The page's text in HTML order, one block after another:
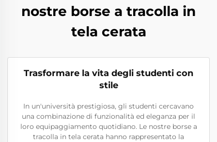
nostre borse a tracolla in
tela cerata
Trasformare la vita degli studenti con
stile
In un'università prestigiosa, gli studenti cercavano
una combinazione di funzionalità ed eleganza per il
loro equipaggiamento quotidiano. Le nostre borse a
tracolla in tela cerata hanno rappresentato la